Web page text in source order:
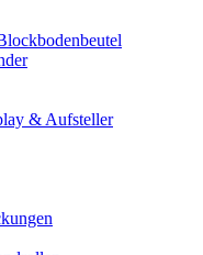
& Aufsteller